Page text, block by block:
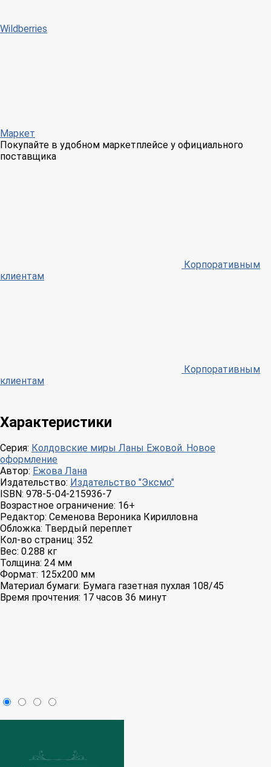
Wildberries
Маркет
Покупайте в удобном маркетплейсе у официального
поставщика
Корпоративным
клиентам
Корпоративным
клиентам
Характеристики
Серия: Колдовские миры Ланы Ежовой. Новое
оформление
Автор: Ежова Лана
Издательство: Издательство "Эксмо"
ISBN: 978-5-04-215936-7
Возрастное ограничение: 16+
Редактор: Семенова Вероника Кирилловна
Обложка: Твердый переплет
Кол-во страниц: 352
Вес: 0.288 кг
Толщина: 24 мм
Формат: 125x200 мм
Материал бумаги: Бумага газетная пухлая 108/45
Время прочтения: 17 часов 36 минут